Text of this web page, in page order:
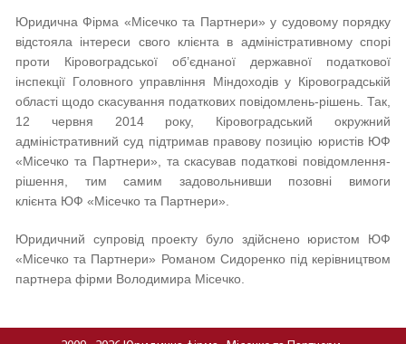
Юридична Фірма «Місечко та Партнери» у судовому порядку
відстояла інтереси свого клієнта в адміністративному спорі
проти Кіровоградської об’єднаної державної податкової
інспекції Головного управління Міндоходів у Кіровоградській
області щодо скасування податкових повідомлень-рішень. Так,
12 червня 2014 року, Кіровоградський окружний
адміністративний суд підтримав правову позицію юристів ЮФ
«Місечко та Партнери», та скасував податкові повідомлення-
рішення, тим самим задовольнивши позовні вимоги
клієнта ЮФ «Місечко та Партнери».
Юридичний супровід проекту було здійснено юристом ЮФ
«Місечко та Партнери» Романом Сидоренко під керівництвом
партнера фірми Володимира Місечко.